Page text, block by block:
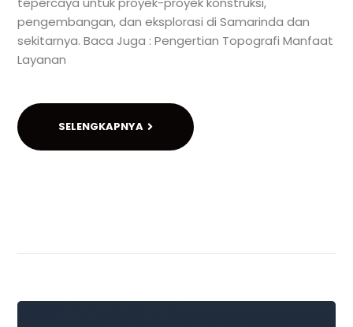
pengembangan, dan eksplorasi di Samarinda dan
sekitarnya. Baca Juga : Pengertian Topografi Manfaat
Layanan
SELENGKAPNYA